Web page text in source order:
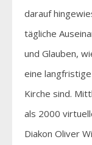
darauf
tägliche
und Glauben,
eine
Kirche sind.
als 2000
Diakon Oliver